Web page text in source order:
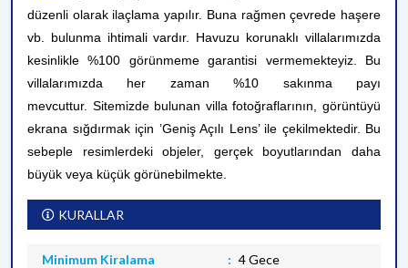
düzenli olarak ilaçlama yapılır. Buna rağmen çevrede haşere
vb. bulunma ihtimali vardır. Havuzu korunaklı villalarımızda
kesinlikle %100 görünmeme garantisi vermemekteyiz. Bu
villalarımızda her zaman %10 sakınma payı
mevcuttur. Sitemizde bulunan villa fotoğraflarının, görüntüyü
ekrana sığdırmak için ’Geniş Açılı Lens’ ile çekilmektedir. Bu
sebeple resimlerdeki objeler, gerçek boyutlarından daha
büyük veya küçük görünebilmekte.
KURALLAR
Minimum Kiralama 4 Gece